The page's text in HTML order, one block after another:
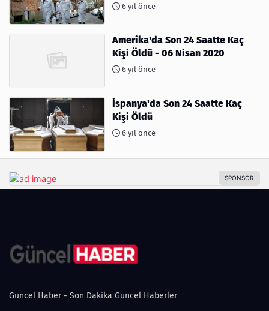
6 yıl önce
Amerika'da Son 24 Saatte Kaç
Kişi Öldü - 06 Nisan 2020
6 yıl önce
İspanya'da Son 24 Saatte Kaç
Kişi Öldü
6 yıl önce
Guncel Haber - Son Dakika Güncel Haberler